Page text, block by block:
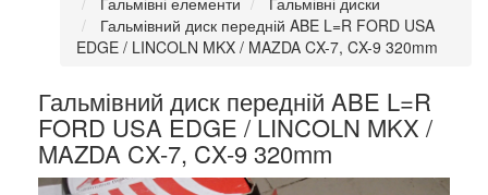
Гальмівний диск передній ABE L=R FORD USA
EDGE / LINCOLN MKX / MAZDA CX-7, CX-9 320mm
Гальмівний диск передній ABE L=R
FORD USA EDGE / LINCOLN MKX /
MAZDA CX-7, CX-9 320mm